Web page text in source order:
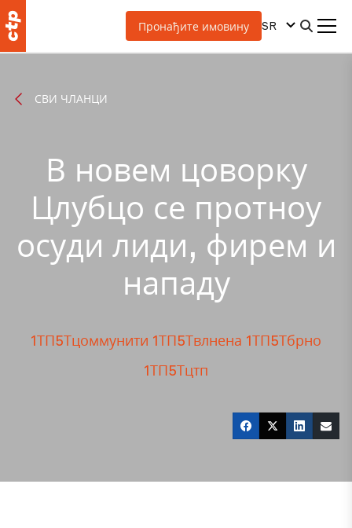
Пронађите имовину SR
СВИ ЧЛАНЦИ
В новем цоворку
Цлубцо се протноу
осуди лиди, фирем и
нападу
1ТП5Тцоммунити 1ТП5Твлнена 1ТП5Тбрно
1ТП5Тцтп